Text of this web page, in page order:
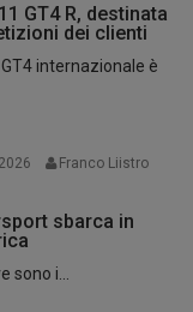
GT4 R, destinata
dei clienti
GT4 internazionale è
Franco Liistro
sbarca in
i...